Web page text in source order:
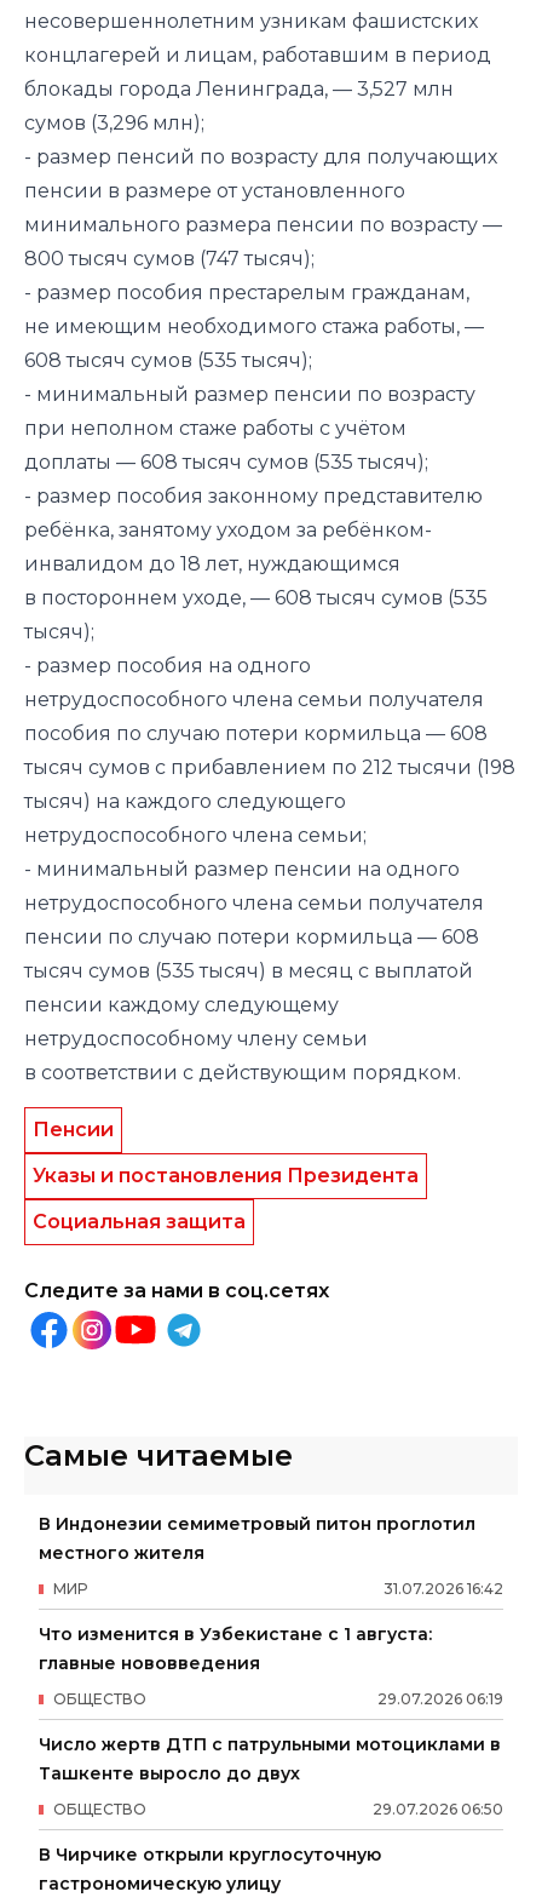
несовершеннолетним узникам фашистских
концлагерей и лицам, работавшим в период
блокады города Ленинграда, — 3,527 млн
сумов (3,296 млн);
- размер пенсий по возрасту для получающих
пенсии в размере от установленного
минимального размера пенсии по возрасту —
800 тысяч сумов (747 тысяч);
- размер пособия престарелым гражданам,
не имеющим необходимого стажа работы, —
608 тысяч сумов (535 тысяч);
- минимальный размер пенсии по возрасту
при неполном стаже работы с учётом
доплаты — 608 тысяч сумов (535 тысяч);
- размер пособия законному представителю
ребёнка, занятому уходом за ребёнком-
инвалидом до 18 лет, нуждающимся
в постороннем уходе, — 608 тысяч сумов (535
тысяч);
- размер пособия на одного
нетрудоспособного члена семьи получателя
пособия по случаю потери кормильца — 608
тысяч сумов с прибавлением по 212 тысячи (198
тысяч) на каждого следующего
нетрудоспособного члена семьи;
- минимальный размер пенсии на одного
нетрудоспособного члена семьи получателя
пенсии по случаю потери кормильца — 608
тысяч сумов (535 тысяч) в месяц с выплатой
пенсии каждому следующему
нетрудоспособному члену семьи
в соответствии с действующим порядком.
Пенсии
Указы и постановления Президента
Социальная защита
Следите за нами в соц.сетях
Самые читаемые
В Индонезии семиметровый питон проглотил
местного жителя
31.07.2026 16:42
МИР
Что изменится в Узбекистане с 1 августа:
главные нововведения
29.07.2026 06:19
ОБЩЕСТВО
Число жертв ДТП с патрульными мотоциклами в
Ташкенте выросло до двух
29.07.2026 06:50
ОБЩЕСТВО
В Чирчике открыли круглосуточную
гастрономическую улицу